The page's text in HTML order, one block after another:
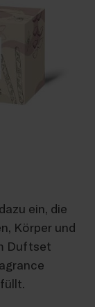
ein, die
Körper und
Duftset